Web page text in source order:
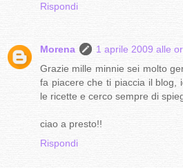
Rispondi
Morena
1 aprile 2009 alle
Grazie mille minnie sei molto
fa piacere che ti piaccia il blog,
le ricette e cerco sempre di
ciao a presto!!
Rispondi